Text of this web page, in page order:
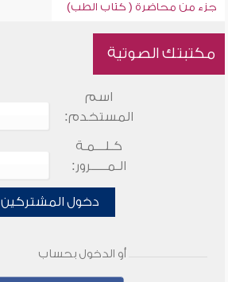
جزء من محاضرة ( كتاب الطب)
مكتبتك الصوتية
اسم
المستخدم:
كـلـــمـة
الـمـــــرور:
دخول المشتركين
أو الدخول بحساب